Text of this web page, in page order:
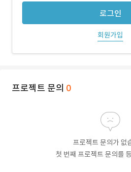
로그인
회원가입
프로젝트 문의 0
프로젝트 문의가 없
첫 번째 프로젝트 문의를